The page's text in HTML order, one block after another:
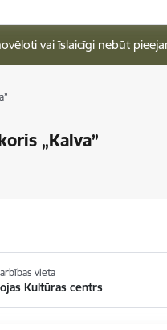
vai īslaicīgi nebūt
„Kalva”
vieta
Kultūras centrs